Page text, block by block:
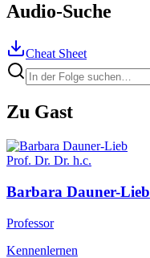
Audio-Suche
Cheat Sheet
Zu Gast
Prof. Dr. Dr. h.c.
Barbara Dauner-Lieb
Professor
Kennenlernen